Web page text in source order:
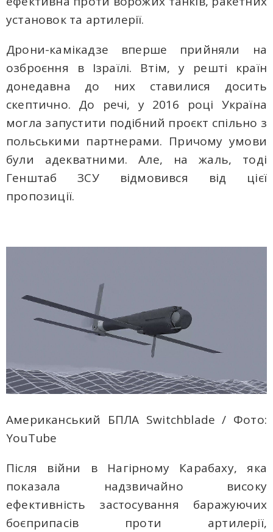
установок та артилерії.
Дрони-камікадзе вперше прийняли на
озброєння в Ізраїлі. Втім, у решті країн
донедавна до них ставилися досить
скептично. До речі, у 2016 році Україна
могла запустити подібний проєкт спільно з
польськими партнерами. Причому умови
були адекватними. Але, на жаль, тоді
Генштаб ЗСУ відмовився від цієї
пропозиції.
Американський БПЛА Switchblade / Фото:
YouTube
Після війни в Нагірному Карабаху, яка
показала надзвичайно високу
ефективність застосування баражуючих
боєприпасів проти артилерії,